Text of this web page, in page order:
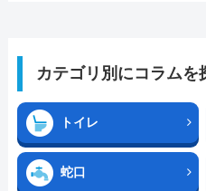
カテゴリ別にコラムを
トイレ
蛇口